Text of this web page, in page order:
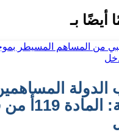
أيضًا بـ
الدولة
ديون